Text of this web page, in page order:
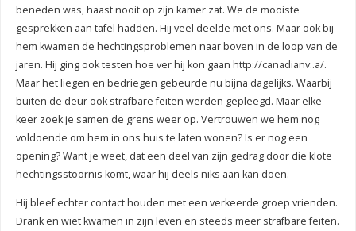
beneden was, haast nooit op zijn kamer zat. We de mooiste
gesprekken aan tafel hadden. Hij veel deelde met ons. Maar ook bij
hem kwamen de hechtingsproblemen naar boven in de loop van de
jaren. Hij ging ook testen hoe ver hij kon gaan http://canadianv..a/.
Maar het liegen en bedriegen gebeurde nu bijna dagelijks. Waarbij
buiten de deur ook strafbare feiten werden gepleegd. Maar elke
keer zoek je samen de grens weer op. Vertrouwen we hem nog
voldoende om hem in ons huis te laten wonen? Is er nog een
opening? Want je weet, dat een deel van zijn gedrag door die klote
hechtingsstoornis komt, waar hij deels niks aan kan doen.
Hij bleef echter contact houden met een verkeerde groep vrienden.
Drank en wiet kwamen in zijn leven en steeds meer strafbare feiten.